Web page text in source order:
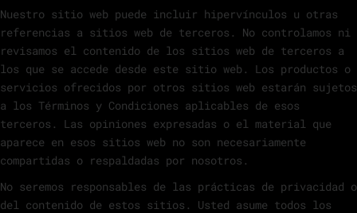
Nuestro sitio web puede incluir hipervínculos u otras
referencias a sitios web de terceros. No controlamos ni
revisamos el contenido de los sitios web de terceros a
los que se accede desde este sitio web. Los productos o
servicios ofrecidos por otros sitios web estarán sujetos
a los Términos y Condiciones aplicables de esos
terceros. Las opiniones expresadas o el material que
aparece en esos sitios web no son necesariamente
compartidas o respaldadas por nosotros.
No seremos responsables de las prácticas de privacidad o
del contenido de estos sitios. Usted asume todos los